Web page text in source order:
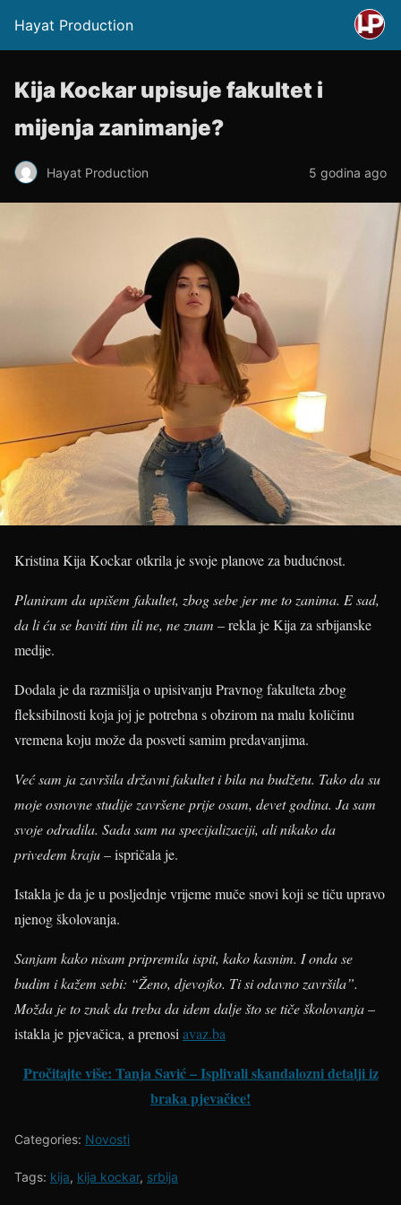
Hayat Production
Kija Kockar upisuje fakultet i
mijenja zanimanje?
Hayat Production 5 godina ago
Kristina Kija Kockar otkrila je svoje planove za budućnost.
Planiram da upišem fakultet, zbog sebe jer me to zanima. E sad,
da li ću se baviti tim ili ne, ne znam – rekla je Kija za srbijanske
medije.
Dodala je da razmišlja o upisivanju Pravnog fakulteta zbog
fleksibilnosti koja joj je potrebna s obzirom na malu količinu
vremena koju može da posveti samim predavanjima.
Već sam ja završila državni fakultet i bila na budžetu. Tako da su
moje osnovne studije završene prije osam, devet godina. Ja sam
svoje odradila. Sada sam na specijalizaciji, ali nikako da
privedem kraju– ispričala je.
Istakla je da je u posljednje vrijeme muče snovi koji se tiču upravo
njenog školovanja.
Sanjam kako nisam pripremila ispit, kako kasnim. I onda se
budim i kažem sebi: “Ženo, djevojko. Ti si odavno završila”.
Možda je to znak da treba da idem dalje što se tiče školovanja–
istakla je pjevačica, a prenosi avaz.ba
Pročitajte više: Tanja Savić – Isplivali skandalozni detalji iz
braka pjevačice!
Categories: Novosti
Tags: kija, kija kockar, srbija